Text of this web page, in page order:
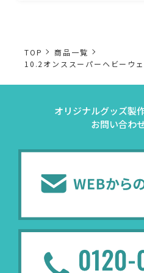
TOP
商品一覧
10.2オンススーパーヘビーウ
オリジナルグッズ製
お問い合わ